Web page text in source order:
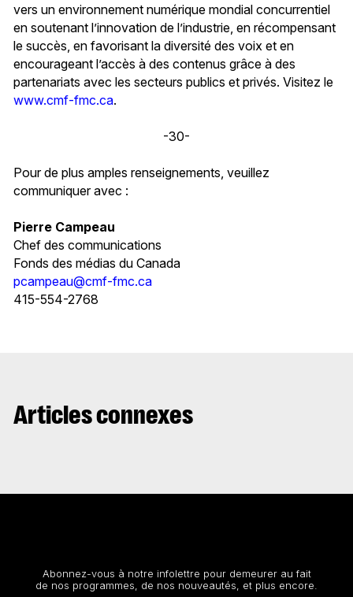
vers un environnement numérique mondial concurrentiel
en soutenant l’innovation de l’industrie, en récompensant
le succès, en favorisant la diversité des voix et en
encourageant l’accès à des contenus grâce à des
partenariats avec les secteurs publics et privés. Visitez le
www.cmf-fmc.ca.
-30-
Pour de plus amples renseignements, veuillez
communiquer avec :
Pierre Campeau
Chef des communications
Fonds des médias du Canada
pcampeau@cmf-fmc.ca
415-554-2768
Articles connexes
Abonnez-vous à notre infolettre pour demeurer au fait
de nos programmes, de nos nouveautés, et plus encore.